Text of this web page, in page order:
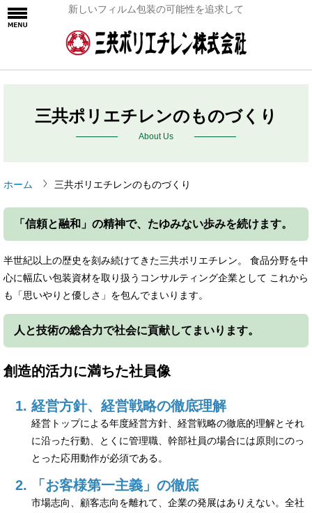
新しいフィルム包装の可能性を追求して
三共ポリエチレンのものづくり
About Us
ホーム 三共ポリエチレンのものづくり
「信頼と融和」の精神で、たゆみない歩みを続けます。
半世紀以上の歴史を刻み続けてきた三共ポリエチレン。 食品分野を中
心に幅広い包装資材を取り扱うコンサルティング企業として これから
も「思いやりと優しさ」を包んでまいります。
人と技術の総合力で社会に貢献してまいります。
創造的活力に満ちた社員像
経営方針、経営戦略の徹底理解
経営トップによる年度経営方針、経営戦略の徹底的理解とそれ
に沿った行動、とくに管理職、幹部社員の場合には原則にのっ
とった応用動作が必須である。
「お客様第一主義」の徹底
市場志向、顧客志向を離れて、企業の発展はありえない。全社